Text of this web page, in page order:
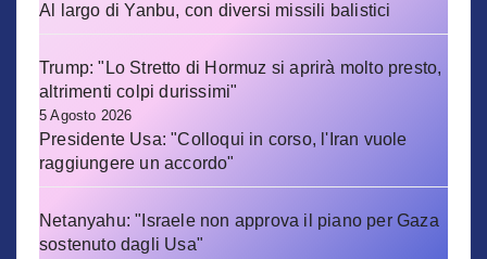
Al largo di Yanbu, con diversi missili balistici
Trump: "Lo Stretto di Hormuz si aprirà molto presto,
altrimenti colpi durissimi"
5 Agosto 2026
Presidente Usa: "Colloqui in corso, l'Iran vuole
raggiungere un accordo"
Netanyahu: "Israele non approva il piano per Gaza
sostenuto dagli Usa"